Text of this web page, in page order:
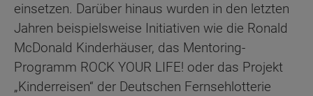
einsetzen. Darüber hinaus wurden in den letzten
Jahren beispielsweise Initiativen wie die Ronald
McDonald Kinderhäuser, das Mentoring-
Programm ROCK YOUR LIFE! oder das Projekt
„Kinderreisen“ der Deutschen Fernsehlotterie